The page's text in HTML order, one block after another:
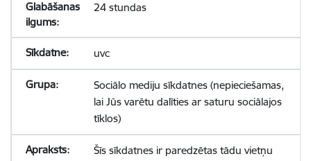
24 stundas
uvc
Sociālo mediju sīkdatnes (nepieciešamas,
lai Jūs varētu dalīties ar saturu sociālajos
tīklos)
Šīs sīkdatnes ir paredzētas tādu vietņu